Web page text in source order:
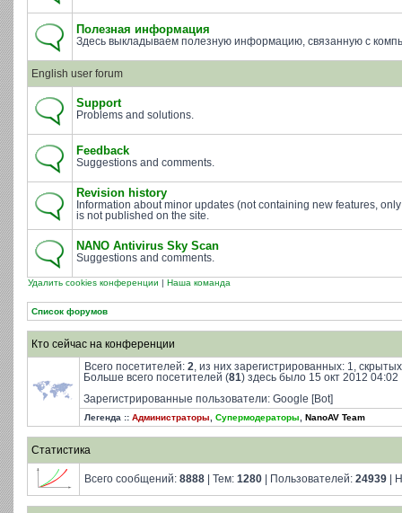
Полезная информация
Здесь выкладываем полезную информацию, связанную с
English user forum
Support
Problems and solutions.
Feedback
Suggestions and comments.
Revision history
Information about minor updates (not containing new features,
is not published on the site.
NANO Antivirus Sky Scan
Suggestions and comments.
Удалить cookies конференции | Наша команда
Список форумов
Кто сейчас на конференции
Всего посетителей: 2 , из них зарегистрированных: 1,
Больше всего посетителей (81) здесь было 15 окт 2012 04:02
Зарегистрированные пользователи: Google [Bot]
Легенда :: Администраторы Супермодераторы NanoAV Team
Статистика
Всего сообщений: 8888 | Тем: 1280 | Пользователей: 24939 |